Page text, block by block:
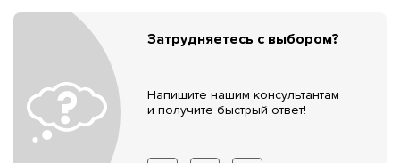
Затрудняетесь с выбором?
Напишите нашим консультантам
и получите быстрый ответ!